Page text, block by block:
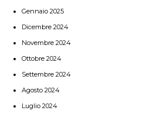
Gennaio 2025
Dicembre 2024
Novembre 2024
Ottobre 2024
Settembre 2024
Agosto 2024
Luglio 2024